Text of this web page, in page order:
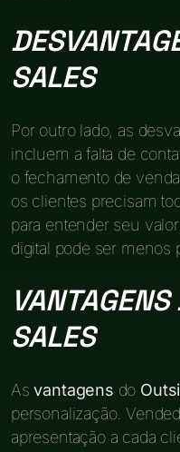
SALES
Por outro lado, as
incluem a falta de
o fechamento de
os clientes precisam
para entender seu
digital pode ser menos
SALES
Asvantagens do
personalização.
apresentação a cada